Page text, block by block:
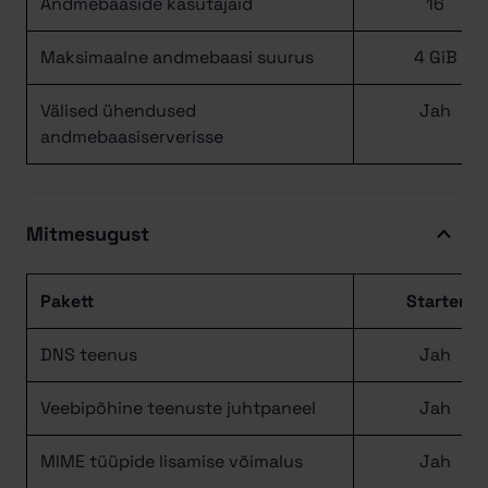
Maksimaalne andmebaasi suurus 4 GiB
Välised ühendused
andmebaasiserverisse
Jah
Mitmesugust
Pakett Starter
DNS teenus Jah
Veebipõhine teenuste juhtpaneel Jah
MIME tüüpide lisamise võimalus Jah